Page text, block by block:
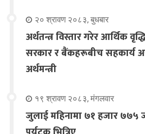
२० श्रावण २०८३, बुधबार
अर्थतन्त्र विस्तार गरेर आर्थिक
सरकार र बैंकहरूबीच सहकार्य
अर्थमन्त्री
१९ श्रावण २०८३, मंगलवार
जुलाई महिनामा ७१ हजार ७७५